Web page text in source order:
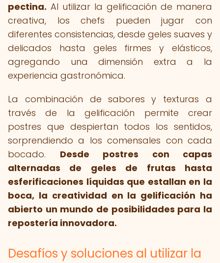
pectina. Al utilizar la gelificación de manera
creativa, los chefs pueden jugar con
diferentes consistencias, desde geles suaves y
delicados hasta geles firmes y elásticos,
agregando una dimensión extra a la
experiencia gastronómica.
La combinación de sabores y texturas a
través de la gelificación permite crear
postres que despiertan todos los sentidos,
sorprendiendo a los comensales con cada
bocado. Desde postres con capas
alternadas de geles de frutas hasta
esferificaciones líquidas que estallan en la
boca, la creatividad en la gelificación ha
abierto un mundo de posibilidades para la
repostería innovadora.
Desafíos y soluciones al utilizar la